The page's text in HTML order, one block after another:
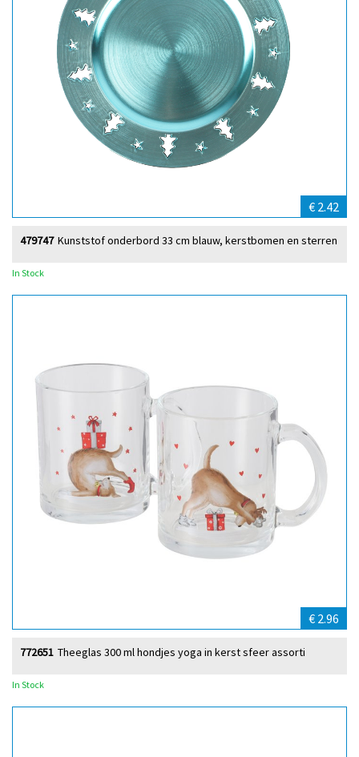
€ 2.42
Kunststof onderbord 33 cm blauw, kerstbomen en sterren
479747
In Stock
€ 2.96
Theeglas 300 ml hondjes yoga in kerst sfeer assorti
772651
In Stock